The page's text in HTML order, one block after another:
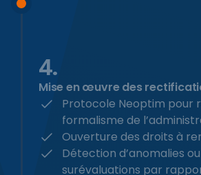
4.
Mise en œuvre des
Protocole Neoptim pour
formalisme de
Ouverture des droits à
Détection d’anomalies
surévaluations par